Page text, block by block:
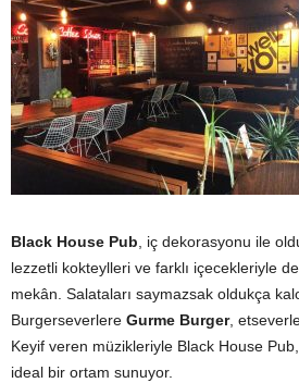
Black House Pub , iç dekorasyonu ile
lezzetli kokteylleri ve farklı içecekleriyle
mekân. Salataları saymazsak oldukça
Burgerseverlere Gurme Burger,
Keyif veren müzikleriyle Black House
ideal bir ortam sunuyor.